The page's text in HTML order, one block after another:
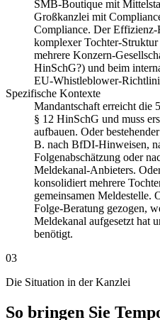
SMB-Boutique mit
Großkanzlei mit
Compliance. Der
komplexer Tochter-
mehrere Konzern-
HinSchG?) und beim
EU-Whistleblower-
Spezifische Kontexte
Mandantschaft erreicht die
§ 12 HinSchG und muss
aufbauen. Oder
B. nach BfDI-Hinweisen,
Folgenabschätzung oder
Meldekanal-Anbieters.
konsolidiert mehrere
gemeinsamen Meldestelle.
Folge-Beratung gezogen,
Meldekanal aufgesetzt hat
benötigt.
03
Die Situation in der Kanzlei
So bringen Sie